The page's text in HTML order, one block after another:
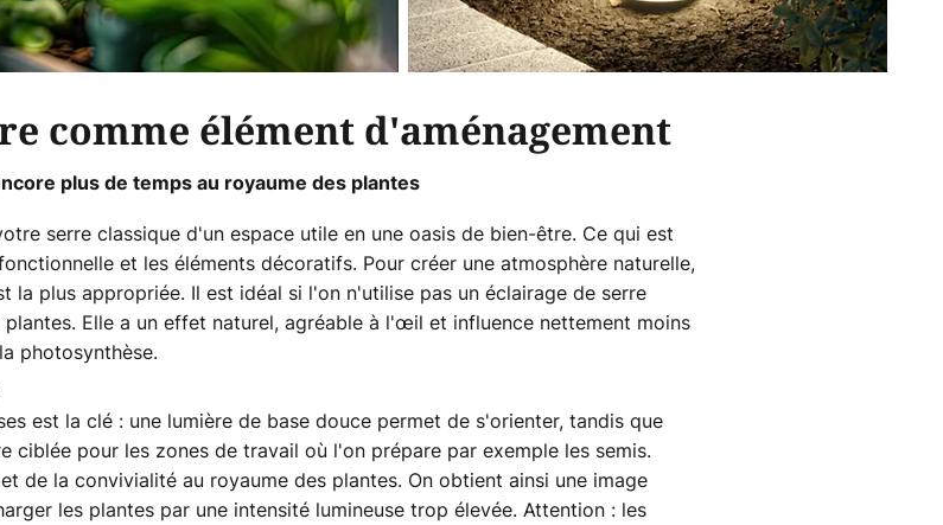
comme élément d'aménagement
plus de temps au royaume des plantes
serre classique d'un espace utile en une oasis de bien-être. Ce qui est
et les éléments décoratifs. Pour créer une atmosphère naturelle,
la plus appropriée. Il est idéal si l'on n'utilise pas un éclairage de serre
Elle a un effet naturel, agréable à l'œil et influence nettement moins
photosynthèse.
est la clé : une lumière de base douce permet de s'orienter, tandis que
ciblée pour les zones de travail où l'on prépare par exemple les semis.
de la convivialité au royaume des plantes. On obtient ainsi une image
les plantes par une intensité lumineuse trop élevée. Attention : les